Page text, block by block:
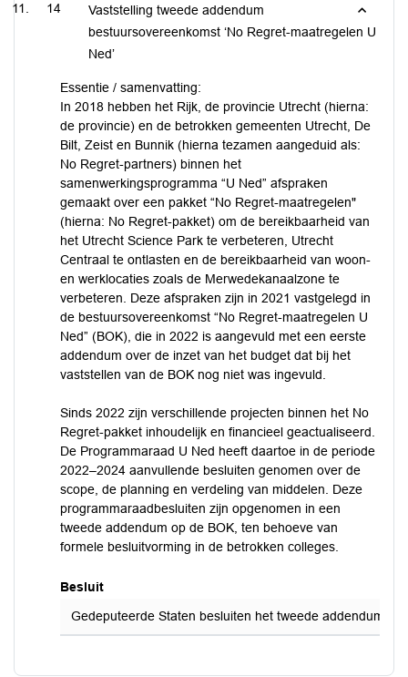
14
Vaststelling tweede addendum
bestuursovereenkomst ‘No Regret-maatregelen U
Ned’
Essentie / samenvatting:
In 2018 hebben het Rijk, de provincie Utrecht (hierna:
de provincie) en de betrokken gemeenten Utrecht, De
Bilt, Zeist en Bunnik (hierna tezamen aangeduid als:
No Regret-partners) binnen het
samenwerkingsprogramma “U Ned” afspraken
gemaakt over een pakket “No Regret-maatregelen"
(hierna: No Regret-pakket) om de bereikbaarheid van
het Utrecht Science Park te verbeteren, Utrecht
Centraal te ontlasten en de bereikbaarheid van woon-
en werklocaties zoals de Merwedekanaalzone te
verbeteren. Deze afspraken zijn in 2021 vastgelegd in
de bestuursovereenkomst “No Regret-maatregelen U
Ned” (BOK), die in 2022 is aangevuld met een eerste
addendum over de inzet van het budget dat bij het
vaststellen van de BOK nog niet was ingevuld.
Sinds 2022 zijn verschillende projecten binnen het No
Regret-pakket inhoudelijk en financieel geactualiseerd.
De Programmaraad U Ned heeft daartoe in de periode
2022–2024 aanvullende besluiten genomen over de
scope, de planning en verdeling van middelen. Deze
programmaraadbesluiten zijn opgenomen in een
tweede addendum op de BOK, ten behoeve van
formele besluitvorming in de betrokken colleges.
Besluit
Gedeputeerde Staten besluiten het tweede addendum